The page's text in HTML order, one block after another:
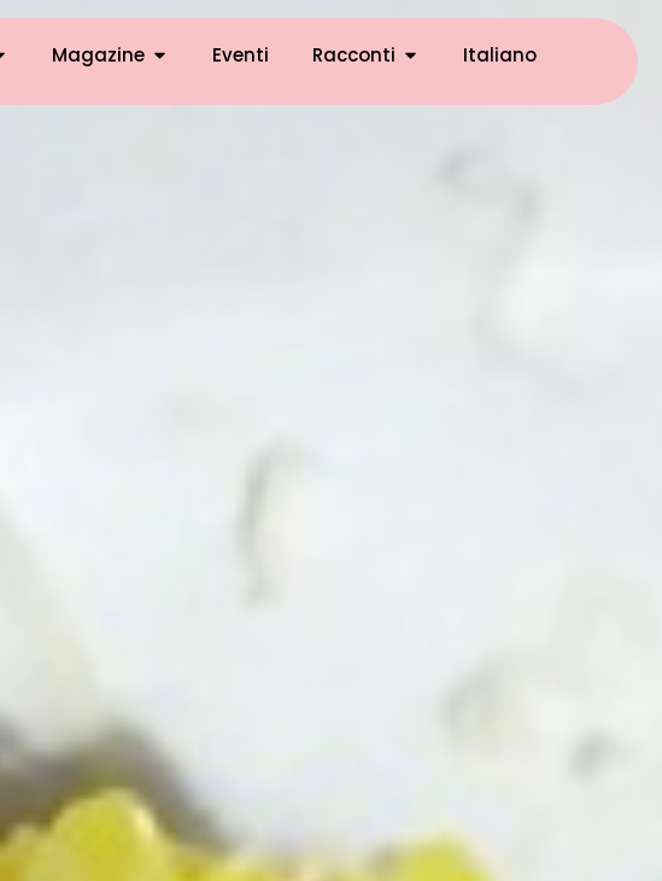
Magazine Eventi Racconti Italiano